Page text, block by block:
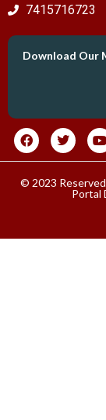
7415716723
Download Our
© 2023
Portal